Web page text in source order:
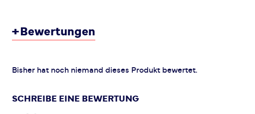
+ Bewertungen
Bisher hat noch niemand dieses Produkt bewertet.
SCHREIBE EINE BEWERTUNG